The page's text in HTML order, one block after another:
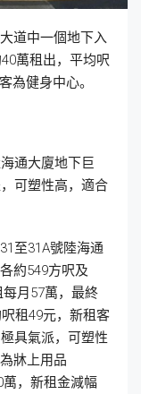
道中一個地下入
萬租出，平均呎
為健身中心。
通大廈地下巨
可塑性高，適合
至31A號陸海通
約549方呎及
月57萬，最終
租49元，新租客
具氣派，可塑性
牀上用品
，新租金減幅